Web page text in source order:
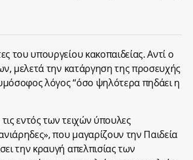
του υπουργείου κακοπαιδείας. Αντί ο
μελετά την κατάργηση της προσευχής
λόγος “όσο ψηλότερα πηδάει η
εντός των τειχών ύπουλες
που μαγαρίζουν την Παιδεία
την κραυγή απελπισίας των